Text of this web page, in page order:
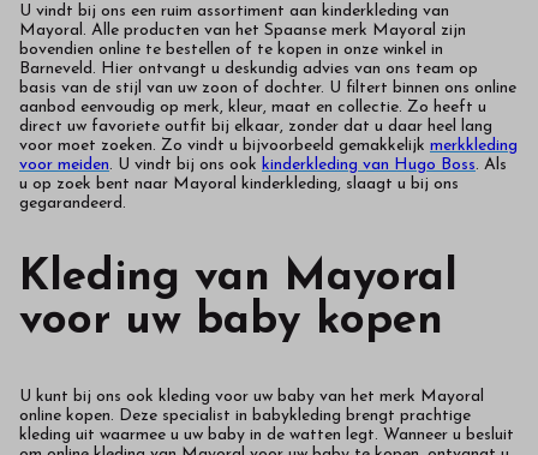
U vindt bij ons een ruim assortiment aan kinderkleding van
Mayoral. Alle producten van het Spaanse merk Mayoral zijn
bovendien online te bestellen of te kopen in onze winkel in
Barneveld. Hier ontvangt u deskundig advies van ons team op
basis van de stijl van uw zoon of dochter. U filtert binnen ons online
aanbod eenvoudig op merk, kleur, maat en collectie. Zo heeft u
direct uw favoriete outfit bij elkaar, zonder dat u daar heel lang
voor moet zoeken. Zo vindt u bijvoorbeeld gemakkelijk merkkleding
voor meiden. U vindt bij ons ook kinderkleding van Hugo Boss. Als
u op zoek bent naar Mayoral kinderkleding, slaagt u bij ons
gegarandeerd.
Kleding van Mayoral
voor uw baby kopen
U kunt bij ons ook kleding voor uw baby van het merk Mayoral
online kopen. Deze specialist in babykleding brengt prachtige
kleding uit waarmee u uw baby in de watten legt. Wanneer u besluit